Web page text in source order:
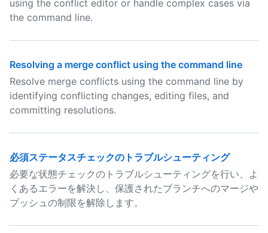
using the conflict editor or handle complex cases via
the command line.
Resolving a merge conflict using the command line
Resolve merge conflicts using the command line by
identifying conflicting changes, editing files, and
committing resolutions.
必須ステータスチェックのトラブルシューティング
必要な状態チェックのトラブルシューティングを行い、よ
くあるエラーを解決し、保護されたブランチへのマージや
プッシュの制限を解除します。